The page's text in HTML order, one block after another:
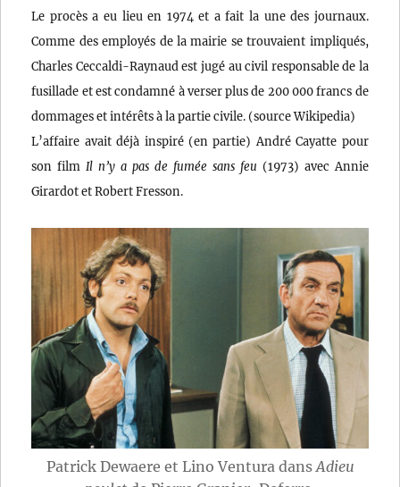
Le procès a eu lieu en 1974 et a fait la une des journaux.
Comme des employés de la mairie se trouvaient impliqués,
Charles Ceccaldi-Raynaud est jugé au civil responsable de la
fusillade et est condamné à verser plus de 200 000 francs de
dommages et intérêts à la partie civile. (source Wikipedia)
L’affaire avait déjà inspiré (en partie) André Cayatte pour
son filmIl n’y a pas de fumée sans feu (1973) avec Annie
Girardot et Robert Fresson.
Patrick Dewaere et Lino Ventura dansAdieu